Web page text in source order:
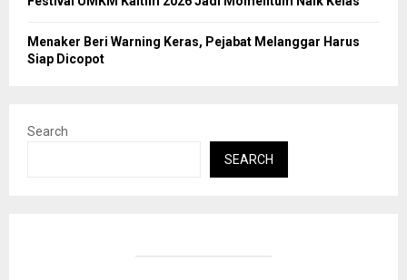
Menaker Beri Warning Keras, Pejabat Melanggar Harus
Siap Dicopot
Search
SEARCH